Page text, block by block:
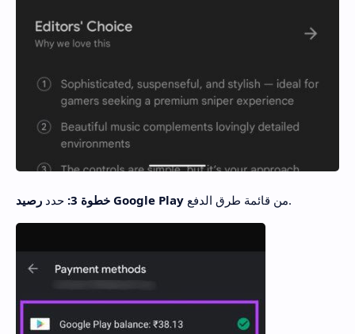
خطوة 3: حدد رصيد Google Play من قائمة طرق الدفع.